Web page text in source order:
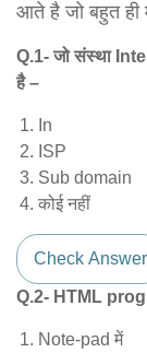
आते है जो बहुत ही
Q.1- जो संस्था
है –
In
ISP
Sub domain
कोई नहीं
Check Answer
Q.2- HTML
Note-pad में